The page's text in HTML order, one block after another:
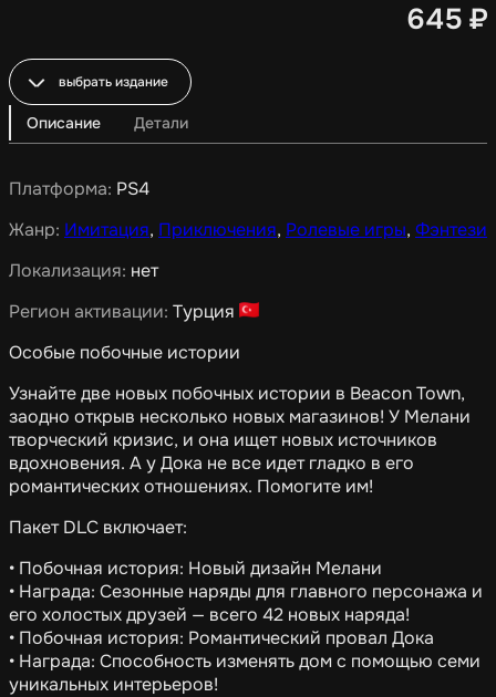
645 ₽
выбрать издание
Описание Детали
Платформа: PS4
Жанр: Имитация, Приключения, Ролевые игры, Фэнтези
Локализация: нет
Регион активации: Турция
Особые побочные истории
Узнайте две новых побочных истории в Beacon Town,
заодно открыв несколько новых магазинов! У Мелани
творческий кризис, и она ищет новых источников
вдохновения. А у Дока не все идет гладко в его
романтических отношениях. Помогите им!
Пакет DLC включает:
• Побочная история: Новый дизайн Мелани
• Награда: Сезонные наряды для главного персонажа и
его холостых друзей — всего 42 новых наряда!
• Побочная история: Романтический провал Дока
• Награда: Способность изменять дом с помощью семи
уникальных интерьеров!